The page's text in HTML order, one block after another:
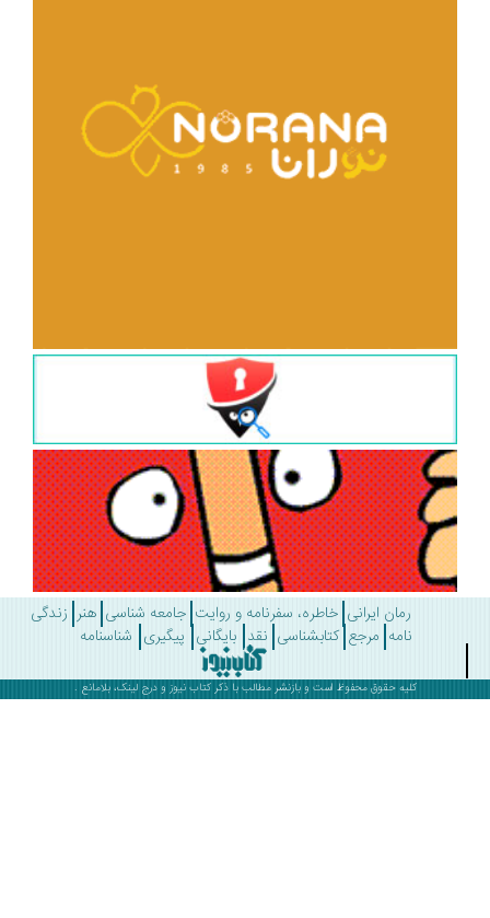
رمان ایرانی خاطره، سفرنامه و روایت جامعه شناسی هنر زندگی
مرجع کتابشناسی نقد بایگانی پیگیری شناسنامه
کلیه حقوق محفوظ است و بازنشر مطالب با ذکرکتاب نیوزو درج لینک، بلامانع .